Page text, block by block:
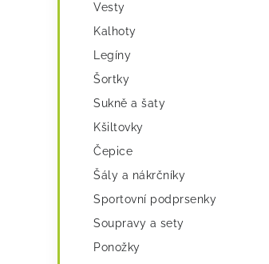
Vesty
Kalhoty
Legíny
Šortky
Sukně a šaty
Kšiltovky
Čepice
Šály a nákrčníky
Sportovní podprsenky
Soupravy a sety
Ponožky